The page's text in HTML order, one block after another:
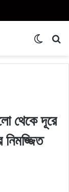
থেকে দূরে